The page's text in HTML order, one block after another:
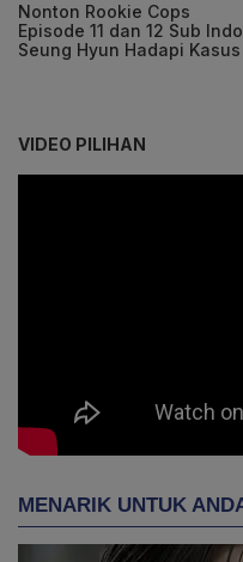
Nonton Rookie Cops
Episode 11 dan 12 Sub Indo,
Seung Hyun Hadapi Kasus
VIDEO PILIHAN